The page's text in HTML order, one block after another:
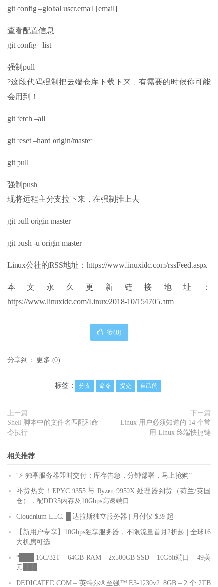
git config –global user.email [email]
查看配置信息
git config –list
强制pull
?这段代码强制把云端仓库下载下来，有需要的时候你可能
会用到！
git fetch –all
git reset –hard origin/master
git pull
强制push
现将远程主分支拉下来，在强制推上去
git pull origin master
git push -u origin master
Linux公社的RSS地址：https://www.linuxidc.com/rssFeed.aspx
本文永久更新链接地址：
https://www.linuxidc.com/Linux/2018-10/154705.htm
赞(0)
分享到： 更多 (0)
标签： 分支 命令 提交 自己的
上一篇
Shell 脚本中的文件名匹配和命
令执行
下一篇
Linux 用户必须知道的 14 个常
用 Linux 终端快捷键
相关推荐
“⚡ 独享服务器即时交付：库存告急，分钟部署，马上抢购”
补货热卖！EPYC 9355 与 Ryzen 9950X 处理器到货（荷兰/英国
仓），配DDR5内存及10Gbps高速端口
Cloudnium LLC. █ 达拉斯独立服务器 | 月付仅 $39 起
【新用户专享】10Gbps独享服务器，不限流量首月2折起 | 全球16
大机房可选
*███ 16C/32T – 64GB RAM – 2x500GB SSD – 10Gbit端口 – 49美
元███
DEDICATED.COM – 英特尔®至强™ E3-1230v2 |8GB – 2 个 2TB